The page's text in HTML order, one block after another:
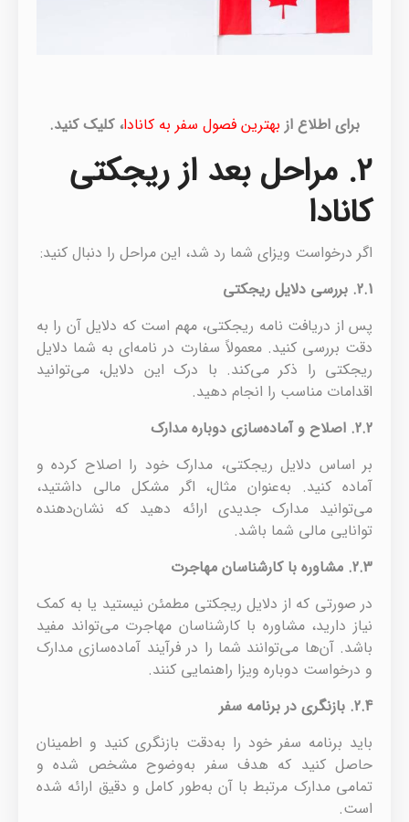
برای اطلاع از بهترین فصول سفر به کانادا، کلیک کنید.
2. مراحل بعد از ریجکتی
کانادا
اگر درخواست ویزای شما رد شد، این مراحل را دنبال کنید:
2.1. بررسی دلایل ریجکتی
پس از دریافت نامه ریجکتی، مهم است که دلایل آن را به
دقت بررسی کنید. معمولاً سفارت در نامه‌ای به شما دلایل
ریجکتی را ذکر می‌کند. با درک این دلایل، می‌توانید
اقدامات مناسب را انجام دهید.
2.2. اصلاح و آماده‌سازی دوباره مدارک
بر اساس دلایل ریجکتی، مدارک خود را اصلاح کرده و
آماده کنید. به‌عنوان مثال، اگر مشکل مالی داشتید،
می‌توانید مدارک جدیدی ارائه دهید که نشان‌دهنده
توانایی مالی شما باشد.
2.3. مشاوره با کارشناسان مهاجرت
در صورتی که از دلایل ریجکتی مطمئن نیستید یا به کمک
نیاز دارید، مشاوره با کارشناسان مهاجرت می‌تواند مفید
باشد. آن‌ها می‌توانند شما را در فرآیند آماده‌سازی مدارک
و درخواست دوباره ویزا راهنمایی کنند.
2.4. بازنگری در برنامه سفر
باید برنامه سفر خود را به‌دقت بازنگری کنید و اطمینان
حاصل کنید که هدف سفر به‌وضوح مشخص شده و
تمامی مدارک مرتبط با آن به‌طور کامل و دقیق ارائه شده
است.